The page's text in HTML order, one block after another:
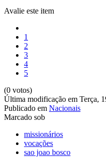
Avalie este item
1
2
3
4
5
(0 votos)
Última modificação em Terça,
Publicado em Nacionais
Marcado sob
missionários
vocações
sao joao bosco